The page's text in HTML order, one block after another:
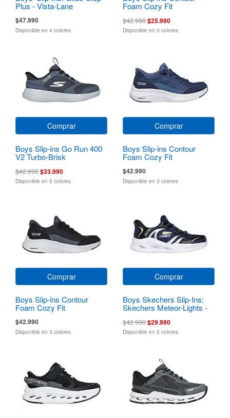
Plus - Vista-Lane
$47.990
Disponible en 4 colores
Foam Cozy Fit
$42.990$25.990
Disponible en 3 colores
Comprar
Boys Slip-ins Go Run 400
V2 Turbo-Brisk
$42.990$33.990
Disponible en 5 colores
Comprar
Boys Slip-ins Contour
Foam Cozy Fit
$42.990
Disponible en 3 colores
Comprar
Boys Slip-ins Contour
Foam Cozy Fit
$42.990
Disponible en 3 colores
Comprar
Boys Skechers Slip-Ins:
Skechers Meteor-Lights -
$42.990$29.990
Disponible en 5 colores